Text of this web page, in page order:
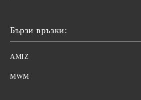
Бързи връзки:
AMIZ
MWM